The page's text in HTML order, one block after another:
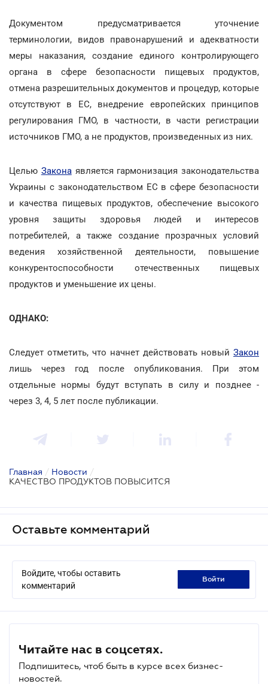
Документом предусматривается уточнение
терминологии, видов правонарушений и адекватности
меры наказания, создание единого контролирующего
органа в сфере безопасности пищевых продуктов,
отмена разрешительных документов и процедур, которые
отсутствуют в ЕС, внедрение европейских принципов
регулирования ГМО, в частности, в части регистрации
источников ГМО, а не продуктов, произведенных из них.
Целью Законаявляется гармонизация законодательства
Украины с законодательством ЕС в сфере безопасности
и качества пищевых продуктов, обеспечение высокого
уровня защиты здоровья людей и интересов
потребителей, а также создание прозрачных условий
ведения хозяйственной деятельности, повышение
конкурентоспособности отечественных пищевых
продуктов и уменьшение их цены.
ОДНАКО:
Следует отметить, что начнет действовать новый Закон
лишь через год после опубликования. При этом
отдельные нормы будут вступать в силу и позднее -
через 3, 4, 5 лет после публикации.
Главная / Новости /
КАЧЕСТВО ПРОДУКТОВ ПОВЫСИТСЯ
Оставьте комментарий
Войдите, чтобы оставить
комментарий
войти
Читайте нас в соцсетях.
Подпишитесь, чтоб быть в курсе всех бизнес-
новостей.